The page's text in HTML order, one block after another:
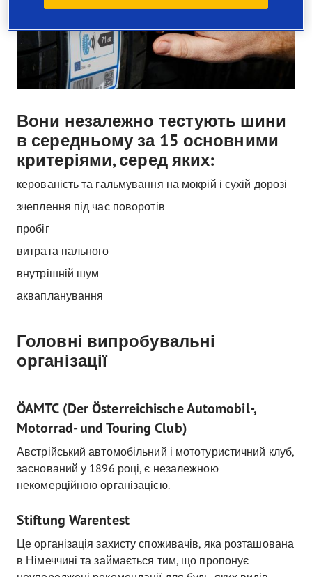
Вони незалежно тестують шини
в середньому за 15 основними
критеріями, серед яких:
керованість та гальмування на мокрій і сухій дорозі
зчеплення під час поворотів
пробіг
витрата пального
внутрішній шум
аквапланування
Головні випробувальні
організації
ÖAMTC (Der Österreichische Automobil-,
Motorrad- und Touring Club)
Австрійський автомобільний і мототуристичний клуб,
заснований у 1896 році, є незалежною
некомерційною організацією.
Stiftung Warentest
Це організація захисту споживачів, яка розташована
в Німеччині та займається тим, що пропонує